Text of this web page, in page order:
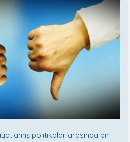
politikalar arasında bir